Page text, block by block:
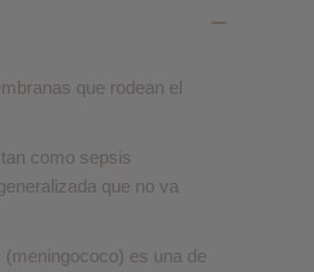
que rodean el
como sepsis
que no va
(meningococo) es una de